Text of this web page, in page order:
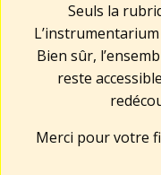
Seuls la
Bien sûr,
reste
Merci pour votre